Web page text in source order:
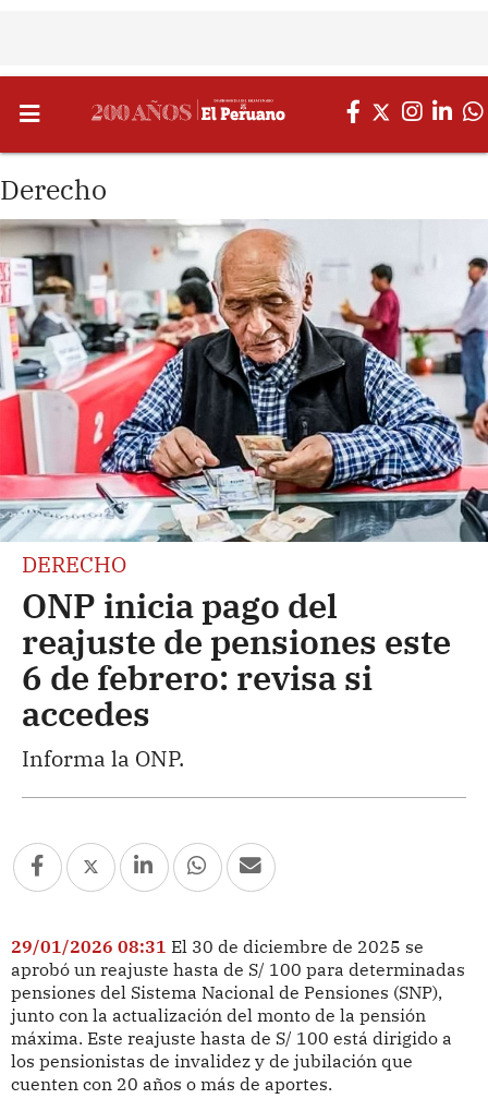
Derecho
DERECHO
ONP inicia pago del
reajuste de pensiones este
6 de febrero: revisa si
accedes
Informa la ONP.
29/01/2026 08:31 El 30 de diciembre de 2025 se
aprobó un reajuste hasta de S/ 100 para determinadas
pensiones del Sistema Nacional de Pensiones (SNP),
junto con la actualización del monto de la pensión
máxima. Este reajuste hasta de S/ 100 está dirigido a
los pensionistas de invalidez y de jubilación que
cuenten con 20 años o más de aportes.